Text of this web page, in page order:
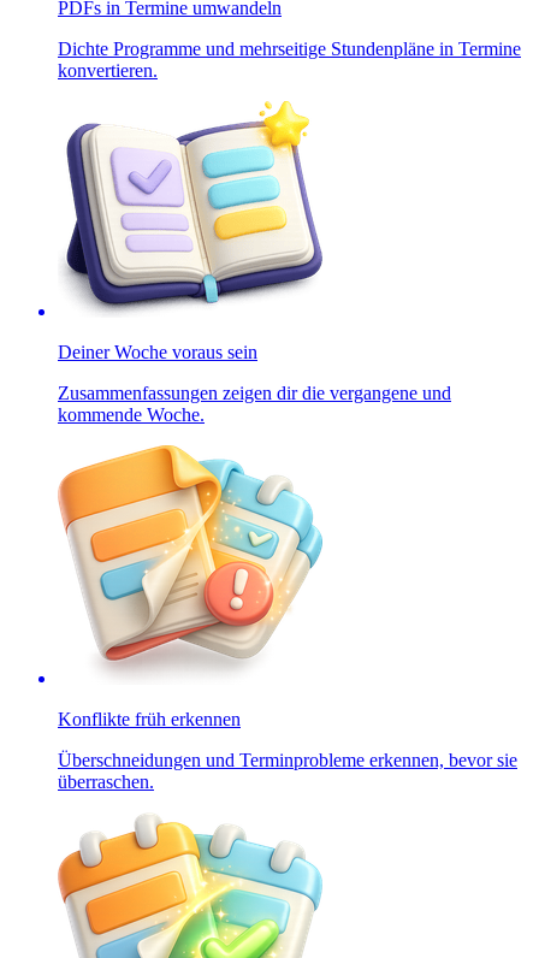
PDFs in Termine umwandeln
Dichte Programme und mehrseitige Stundenpläne in Termine
konvertieren.
Deiner Woche voraus sein
Zusammenfassungen zeigen dir die vergangene und
kommende Woche.
Konflikte früh erkennen
Überschneidungen und Terminprobleme erkennen, bevor sie
überraschen.